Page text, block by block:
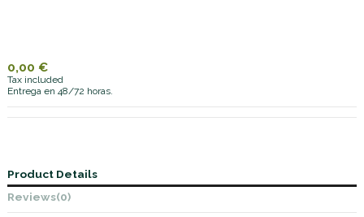
0,00 €
Tax included
Entrega en 48/72 horas.
Product Details
Reviews(0)